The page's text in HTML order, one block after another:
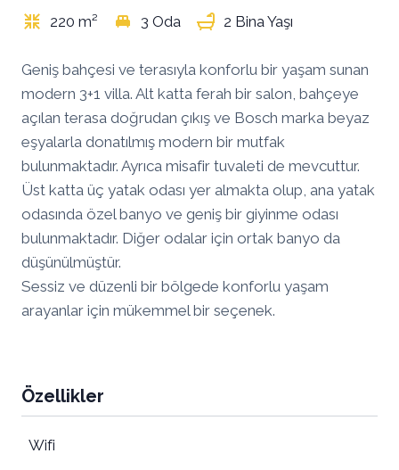
220 m² 3 Oda 2 Bina Yaşı
Geniş bahçesi ve terasıyla konforlu bir yaşam sunan
modern 3+1 villa. Alt katta ferah bir salon, bahçeye
açılan terasa doğrudan çıkış ve Bosch marka beyaz
eşyalarla donatılmış modern bir mutfak
bulunmaktadır. Ayrıca misafir tuvaleti de mevcuttur.
Üst katta üç yatak odası yer almakta olup, ana yatak
odasında özel banyo ve geniş bir giyinme odası
bulunmaktadır. Diğer odalar için ortak banyo da
düşünülmüştür.
Sessiz ve düzenli bir bölgede konforlu yaşam
arayanlar için mükemmel bir seçenek.
Özellikler
Wifi